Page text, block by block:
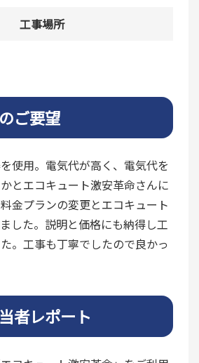
工事場所
ご要望
使用。電気代が高く、電気代を
とエコキュート激安革命さんに
金プランの変更とエコキュート
した。説明と価格にも納得し工
。工事も丁寧でしたので良かっ
者レポート